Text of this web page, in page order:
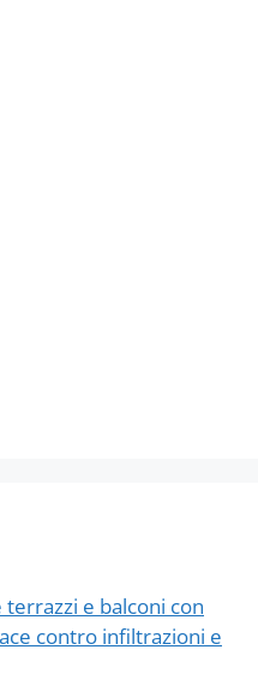
e balconi con
contro infiltrazioni e